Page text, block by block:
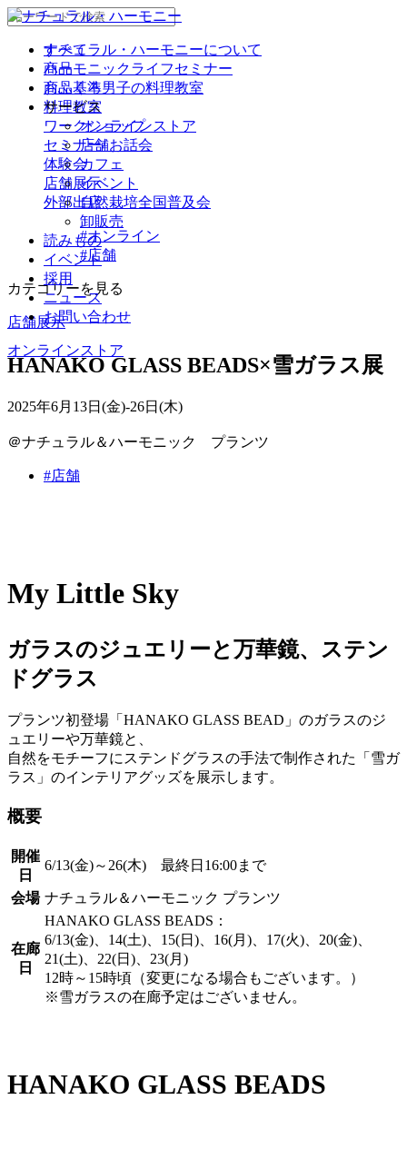
ナチュラル・ハーモニーについて
商品
商品基準
サービス
オンラインストア
店舗
カフェ
イベント
自然栽培全国普及会
卸販売
読みもの
イベント
採用
ニュース
お問い合わせ
オンラインストア
すべて
ハーモニックライフセミナー
おふくろ男子の料理教室
料理教室
ワークショップ
セミナー/ お話会
体験会
店舗展示
外部出店
#オンライン
#店舗
カテゴリーを見る
店舗展示
HANAKO GLASS BEADS×雪ガラス展
2025年6月13日(金)-26日(木)
＠ナチュラル＆ハーモニック プランツ
#店舗
My Little Sky
ガラスのジュエリーと万華鏡、ステン
ドグラス
プランツ初登場「HANAKO GLASS BEAD」のガラスのジ
ュエリーや万華鏡と、
自然をモチーフにステンドグラスの手法で制作された「雪ガ
ラス」のインテリアグッズを展示します。
概要
開催
日
6/13(金)～26(木) 最終日16:00まで
会場 ナチュラル＆ハーモニック プランツ
在廊
日
HANAKO GLASS BEADS：
6/13(金)、14(土)、15(日)、16(月)、17(火)、20(金)、
21(土)、22(日)、23(月)
12時～15時頃（変更になる場合もございます。）
※雪ガラスの在廊予定はございません。
HANAKO GLASS BEADS